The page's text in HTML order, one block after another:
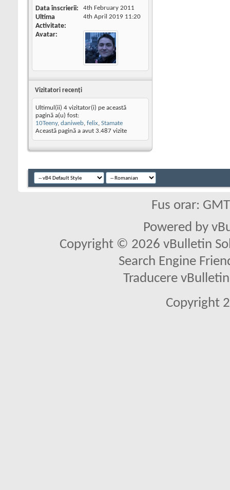
Data înscrierii 4th February 2011
Ultima
Activitate
4th April 2019 11:20
Avatar
Vizitatori recenţi
Ultimul(ii) 4 vizitator(i) pe această
pagină a(u) fost:
10Teeny, daniweb, felix, Stamate
Această pagină a avut 3.487 vizite
Fus orar:
Powered by
Copyright © 2026 vBulletin
Search Engine
Traducere
Copyright